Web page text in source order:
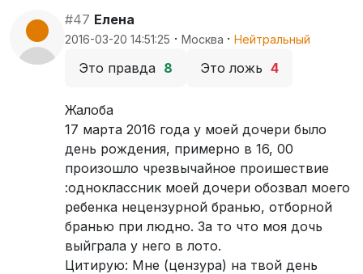
#47 Елена
2016-03-20 14:51:25 · Москва · Нейтральный
Это правда 8 Это ложь 4
Жалоба
17 марта 2016 года у моей дочери было
день рождения, примерно в 16, 00
произошло чрезвычайное проишествие
:одноклассник моей дочери обозвал моего
ребенка нецензурной бранью, отборной
бранью при людно. За то что моя дочь
выйграла у него в лото.
Цитирую: Мне (цензура) на твой день